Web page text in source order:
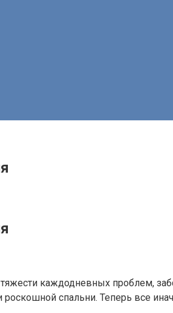
каждодневных проблем,
спальни. Теперь все